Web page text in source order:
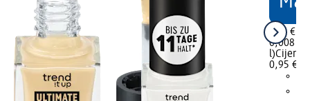
1,95 €
0,008 l
l)Cijena
0,95 €